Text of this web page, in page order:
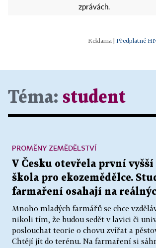
zprávách.
Předplatné
Téma: student
V Česku otevřela první
škola pro ekozemědělce.
farmaření osahají na
Mnoho mladých farmářů se chce
nikoli tím, že budou sedět v lavici či
poslouchat teorie o chovu zvířat a
Chtějí jít do terénu. Na farmaření si
PROMĚNY ZEMĚDĚLSTVÍ